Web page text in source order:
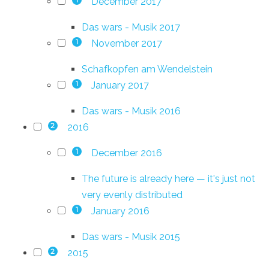
Das wars - Musik 2017
1 November 2017
Schafkopfen am Wendelstein
1 January 2017
Das wars - Musik 2016
2 2016
1 December 2016
The future is already here — it's just not
very evenly distributed
1 January 2016
Das wars - Musik 2015
2 2015